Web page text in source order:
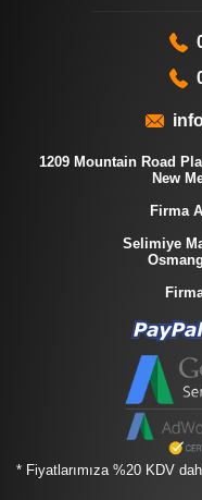
1209 Mountain Road
New
Firma
Selimiye
* Fiyatlarımıza %20 KDV